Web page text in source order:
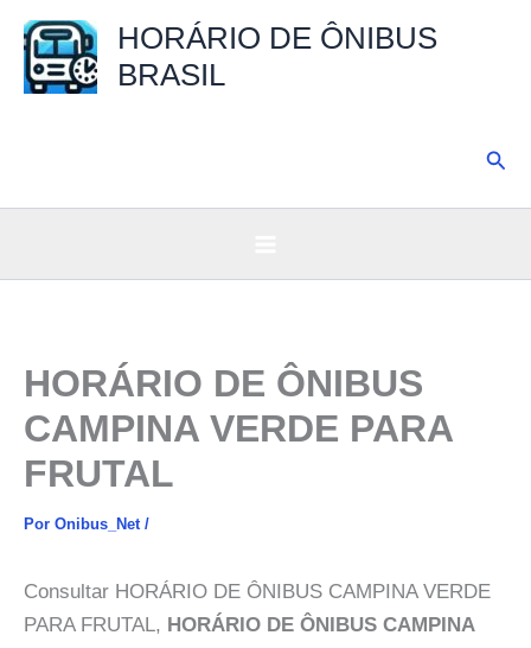
para
HORÁRIO DE ÔNIBUS
BRASIL
HORÁRIO DE ÔNIBUS
CAMPINA VERDE PARA
FRUTAL
Por Onibus_Net /
Consultar HORÁRIO DE ÔNIBUS CAMPINA VERDE
PARA FRUTAL, HORÁRIO DE ÔNIBUS CAMPINA